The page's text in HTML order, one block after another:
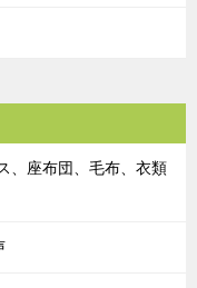
、座布団、毛布、衣類